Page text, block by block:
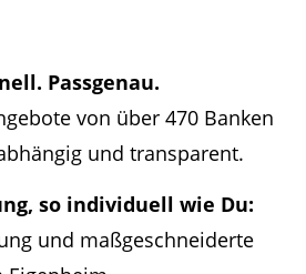
Passgenau.
von über 470 Banken
und transparent.
so individuell wie Du:
und maßgeschneiderte